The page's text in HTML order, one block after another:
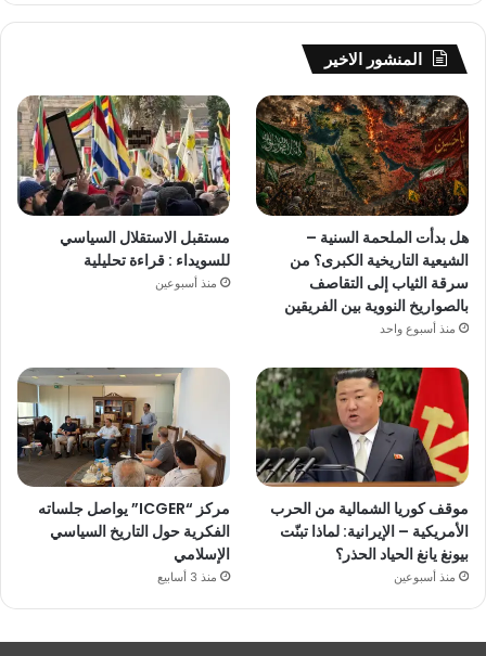
المنشور الاخير
هل بدأت الملحمة السنية –
الشيعية التاريخية الكبرى؟ من
سرقة الثياب إلى التقاصف
بالصواريخ النووية بين الفريقين
منذ أسبوع واحد
مستقبل الاستقلال السياسي
للسويداء : قراءة تحليلية
منذ أسبوعين
موقف كوريا الشمالية من الحرب
الأمريكية – الإيرانية: لماذا تبنّت
بيونغ يانغ الحياد الحذر؟
منذ أسبوعين
مركز “ICGER” يواصل جلساته
الفكرية حول التاريخ السياسي
الإسلامي
منذ 3 أسابيع